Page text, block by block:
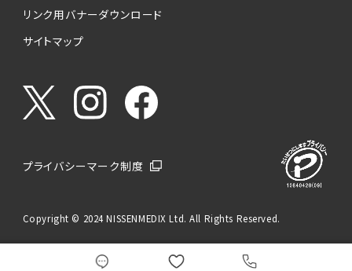
リンク用バナーダウンロード
サイトマップ
プライバシーマーク制度
Copyright © 2024 NISSENMEDIX Ltd. All Rights Reserved.